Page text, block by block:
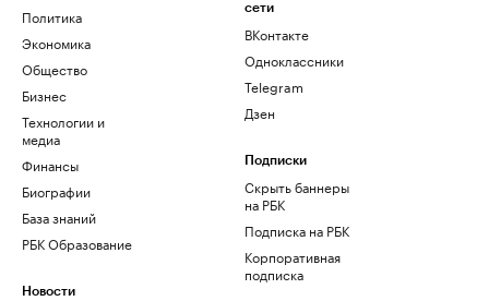
Политика
Экономика
Общество
Бизнес
Технологии и
медиа
Финансы
Биографии
База знаний
РБК Образование
Новости
сети
ВКонтакте
Одноклассники
Telegram
Дзен
Подписки
Скрыть баннеры
на РБК
Подписка на РБК
Корпоративная
подписка